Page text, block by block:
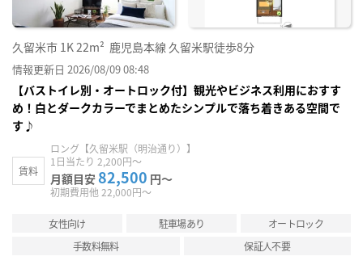
久留米市 1K22m² 鹿児島本線 久留米駅徒歩8分
情報更新日 2026/08/09 08:48
【バストイレ別・オートロック付】観光やビジネス利用におすす
め！白とダークカラーでまとめたシンプルで落ち着きある空間で
す♪
賃料
ロング【久留米駅（明治通り）】
1日当たり 2,200円～
月額目安 82,500 円～
初期費用他 22,000円～
女性向け 駐車場あり
オートロック
手数料無料
保証人不要